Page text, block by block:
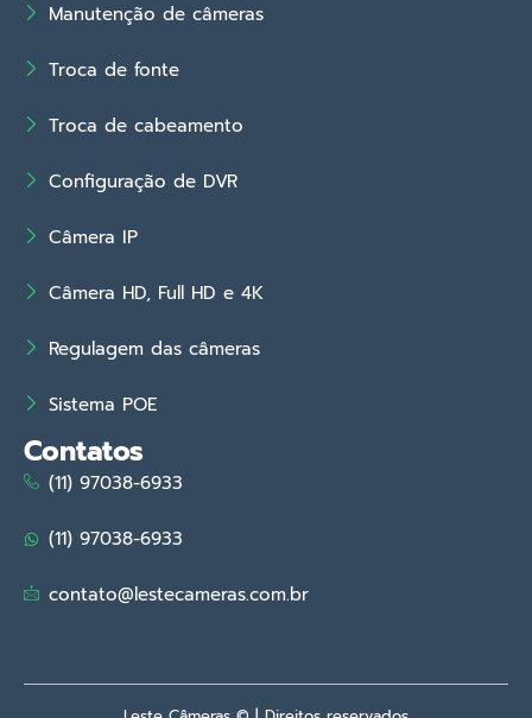
Manutenção de câmeras
Troca de fonte
Troca de cabeamento
Configuração de DVR
Câmera IP
Câmera HD, Full HD e 4K
Regulagem das câmeras
Sistema POE
Contatos
(11) 97038-6933
(11) 97038-6933
contato@lestecameras.com.br